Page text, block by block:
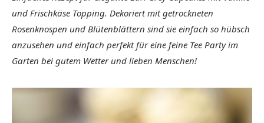
und Frischkäse Topping. Dekoriert mit getrockneten
Rosenknospen und Blütenblättern sind sie einfach so hübsch
anzusehen und einfach perfekt für eine feine Tee Party im
Garten bei gutem Wetter und lieben Menschen!